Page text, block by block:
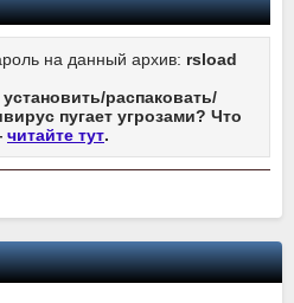
на данный архив: rsload
установить/распаковать/
пугает угрозами? Что
читайте тут.